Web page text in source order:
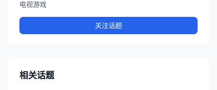
电视游戏
关注话题
相关话题